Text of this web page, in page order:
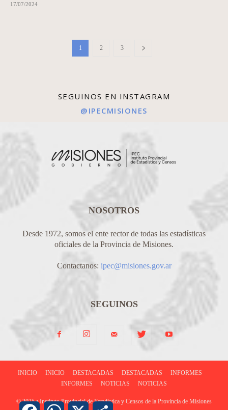
17/07/2024
1 2 3
SEGUINOS EN INSTAGRAM
@IPECMISIONES
NOSOTROS
Desde 1972, somos el ente rector de todas las estadísticas
oficiales de la Provincia de Misiones.
Contactanos: ipec@misiones.gov.ar
SEGUINOS
INICIO INICIO DESTACADAS DESTACADAS
INFORMES
INFORMES
NOTICIAS NOTICIAS
© 2025 • Instituto Provincial de Estadística y Censos de la Provincia de Misiones
FacebookWhatsApp
X Share